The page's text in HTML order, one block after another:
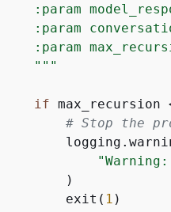
:param
:param
:param
"""
if max_recursion
# Stop the
)
exit(
1 )